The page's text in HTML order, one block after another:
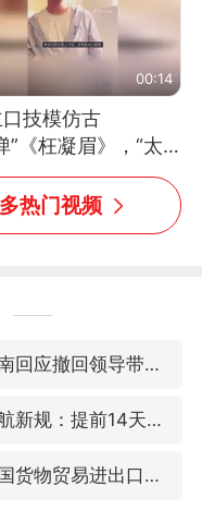
00:14
技模仿古
”《枉凝眉》，“太
你是吃古筝长大的
或将成为首位考级
古筝的选手。”（来
热门视频
河南回应撤回领导带薪错峰休假通知
东航新规：提前14天可免费退改签
我国货物贸易进出口超30万亿元